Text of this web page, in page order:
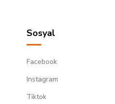
Sosyal
Facebook
Instagram
Tiktok